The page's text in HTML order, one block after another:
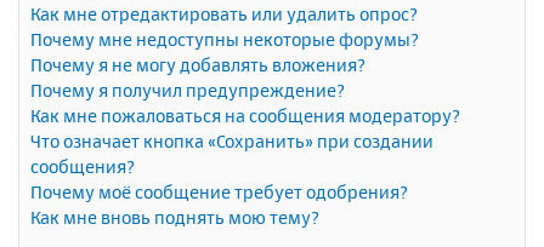
Как мне отредактировать или удалить опрос?
Почему мне недоступны некоторые форумы?
Почему я не могу добавлять вложения?
Почему я получил предупреждение?
Как мне пожаловаться на сообщения модератору?
Что означает кнопка «Сохранить» при создании
сообщения?
Почему моё сообщение требует одобрения?
Как мне вновь поднять мою тему?